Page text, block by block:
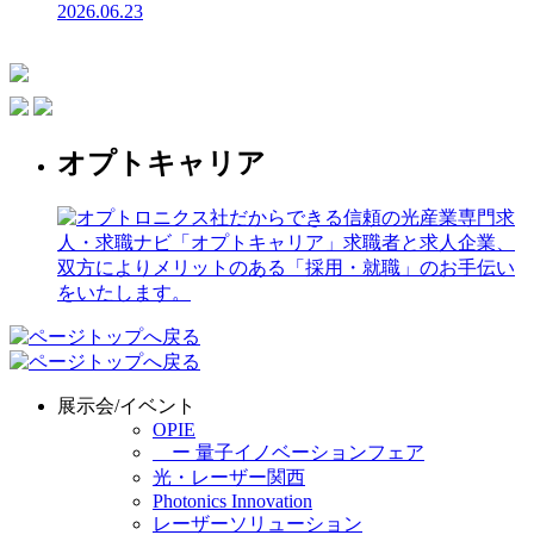
2026.06.23
オプトキャリア
展示会/イベント
OPIE
ー 量子イノベーションフェア
光・レーザー関西
Photonics Innovation
レーザーソリューション